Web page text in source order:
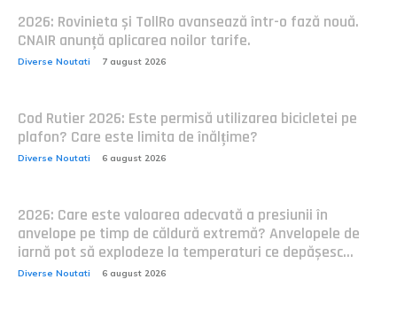
2026: Rovinieta și TollRo avansează într-o fază nouă.
CNAIR anunță aplicarea noilor tarife.
Diverse Noutati 7 august 2026
Cod Rutier 2026: Este permisă utilizarea bicicletei pe
plafon? Care este limita de înălțime?
Diverse Noutati 6 august 2026
2026: Care este valoarea adecvată a presiunii în
anvelope pe timp de căldură extremă? Anvelopele de
iarnă pot să explodeze la temperaturi ce depășesc...
Diverse Noutati 6 august 2026